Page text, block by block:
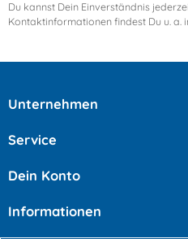
Du kannst Dein Einverständnis
Kontaktinformationen findest Du u. a.
Unternehmen
Service
Dein Konto
Informationen